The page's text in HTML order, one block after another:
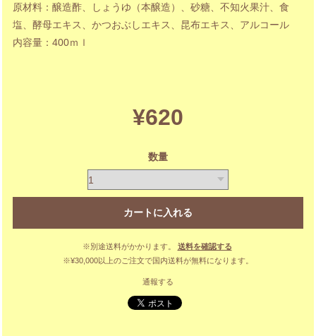
原材料：醸造酢、しょうゆ（本醸造）、砂糖、不知火果汁、食
塩、酵母エキス、かつおぶしエキス、昆布エキス、アルコール
内容量：400ｍｌ
¥620
数量
カートに入れる
※別途送料がかかります。
送料を確認する
※¥30,000以上のご注文で国内送料が無料になります。
通報する